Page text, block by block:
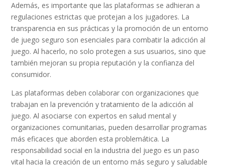
Además, es importante que las plataformas se adhieran a
regulaciones estrictas que protejan a los jugadores. La
transparencia en sus prácticas y la promoción de un entorno
de juego seguro son esenciales para combatir la adicción al
juego. Al hacerlo, no solo protegen a sus usuarios, sino que
también mejoran su propia reputación y la confianza del
consumidor.
Las plataformas deben colaborar con organizaciones que
trabajan en la prevención y tratamiento de la adicción al
juego. Al asociarse con expertos en salud mental y
organizaciones comunitarias, pueden desarrollar programas
más eficaces que aborden esta problemática. La
responsabilidad social en la industria del juego es un paso
vital hacia la creación de un entorno más seguro y saludable